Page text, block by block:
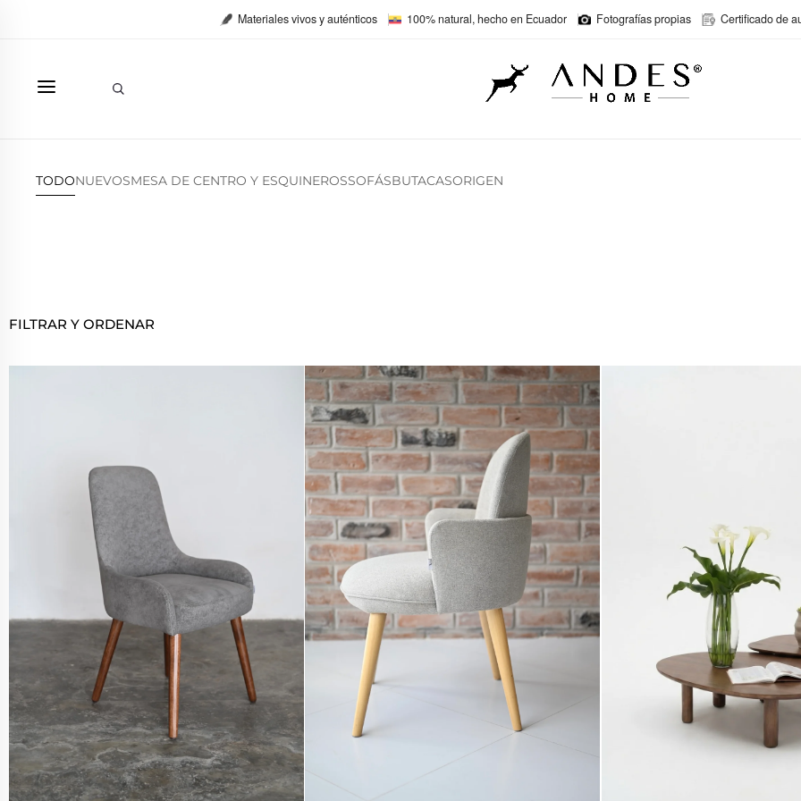
Materiales vivos y auténticos 100% natural, hecho en Ecuador Fotografías propias Certificado de
Buscar
TODONUEVOSMESA DE CENTRO Y ESQUINEROSSOFÁSBUTACASORIGEN
FILTRAR Y ORDENAR